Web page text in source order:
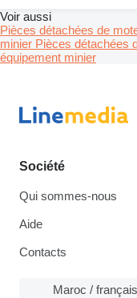
Voir aussi
Pièces détachées de
minier Pièces détachées
équipement minier
Société
Qui sommes-nous
Aide
Contacts
Maroc / français